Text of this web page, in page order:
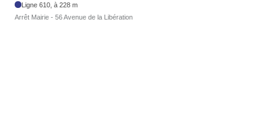
Ligne 610, à 228 m
Arrêt Mairie - 56 Avenue de la Libération